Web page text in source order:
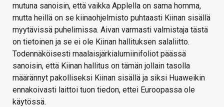
mutuna sanoisin, että vaikka Applella on sama homma,
mutta heillä on se kiinaohjelmisto puhtaasti Kiinan sisällä
myytävissä puhelimissa. Aivan varmasti valmistaja tästä
on tietoinen ja se ei ole Kiinan hallituksen salaliitto.
Todennäköisesti maalaisjärkialumiinifoliot päässä
sanoisin, että Kiinan hallitus on tämän jollain tasolla
määrännyt pakolliseksi Kiinan sisällä ja siksi Huaweikin
ennakoivasti laittoi tuon tiedon, ettei Euroopassa ole
käytössä.